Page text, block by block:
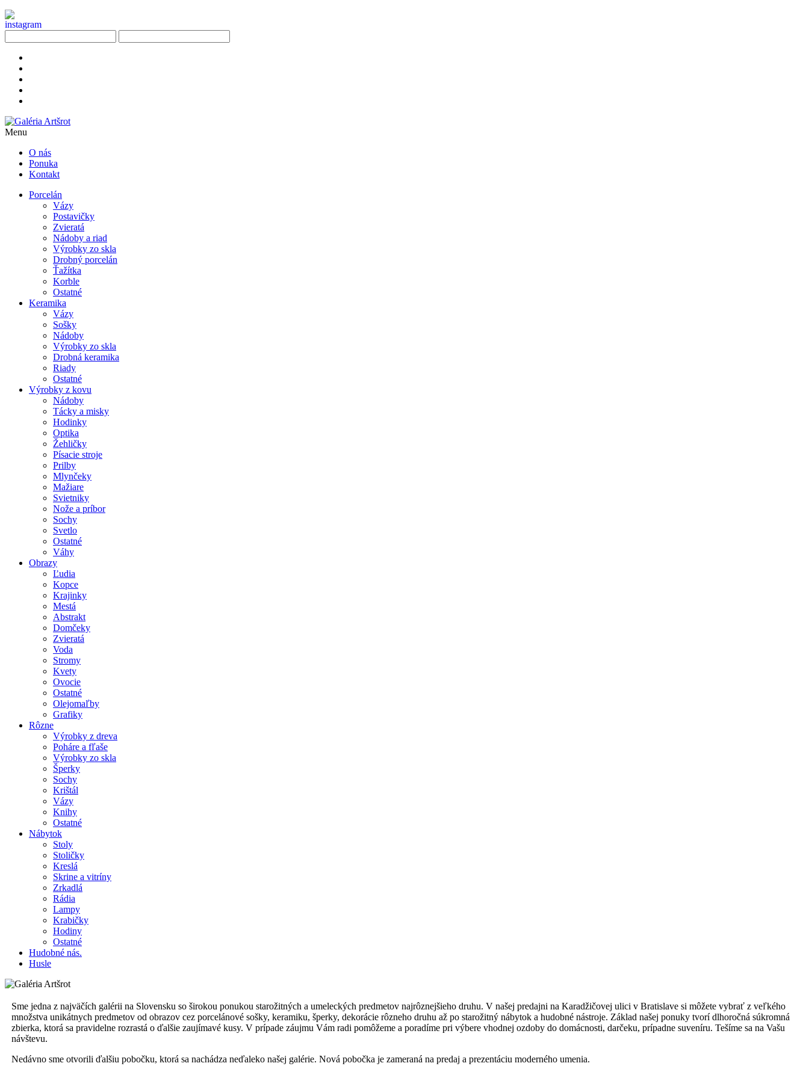
Menu
O nás
Ponuka
Kontakt
Porcelán
Vázy
Postavičky
Zvieratá
Nádoby a riad
Výrobky zo skla
Drobný porcelán
Ťažítka
Korble
Ostatné
Keramika
Vázy
Sošky
Nádoby
Výrobky zo skla
Drobná keramika
Riady
Ostatné
Výrobky z kovu
Nádoby
Tácky a misky
Hodinky
Optika
Žehličky
Písacie stroje
Prilby
Mlynčeky
Mažiare
Svietniky
Nože a príbor
Sochy
Svetlo
Ostatné
Váhy
Obrazy
Ľudia
Kopce
Krajinky
Mestá
Abstrakt
Domčeky
Zvieratá
Voda
Stromy
Kvety
Ovocie
Ostatné
Olejomaľby
Grafiky
Rôzne
Výrobky z dreva
Poháre a fľaše
Výrobky zo skla
Šperky
Sochy
Krištál
Vázy
Knihy
Ostatné
Nábytok
Stoly
Stoličky
Kreslá
Skrine a vitríny
Zrkadlá
Rádia
Lampy
Krabičky
Hodiny
Ostatné
Hudobné nás.
Husle
Sme jedna z najväčích galérii na Slovensku so širokou ponukou starožitných a umeleckých predmetov najrôznejšieho druhu. V našej predajni na Karadžičovej ulici v Bratislave si môžete vybrať z veľkého
množstva unikátnych predmetov od obrazov cez porcelánové sošky, keramiku, šperky, dekorácie rôzneho druhu až po starožitný nábytok a hudobné nástroje. Základ našej ponuky tvorí dlhoročná súkromná
zbierka, ktorá sa pravidelne rozrastá o ďalšie zaujímavé kusy. V prípade záujmu Vám radi pomôžeme a poradíme pri výbere vhodnej ozdoby do domácnosti, darčeku, prípadne suveníru. Tešíme sa na Vašu
návštevu.
Nedávno sme otvorili ďalšiu pobočku, ktorá sa nachádza neďaleko našej galérie. Nová pobočka je zameraná na predaj a prezentáciu moderného umenia.